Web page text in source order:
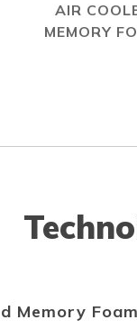
AIR
MEMORY
Memory Foam